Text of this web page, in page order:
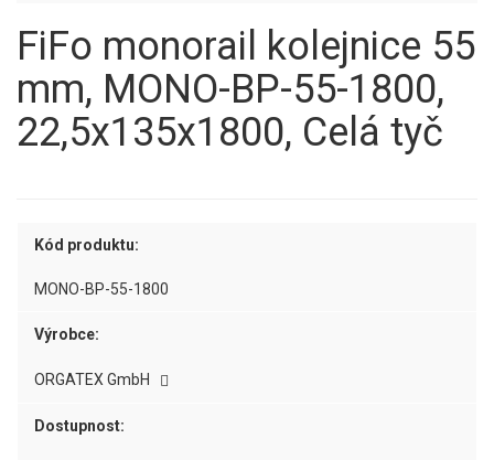
FiFo monorail kolejnice 55
mm, MONO-BP-55-1800,
22,5x135x1800, Celá tyč
Kód produktu:
MONO-BP-55-1800
Výrobce:
ORGATEX GmbH
Dostupnost: